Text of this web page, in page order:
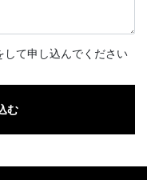
して申し込んでください